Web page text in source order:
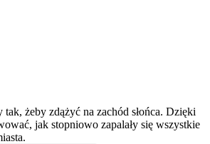
tak, żeby zdążyć na zachód słońca. Dzięki
jak stopniowo zapalały się wszystkie